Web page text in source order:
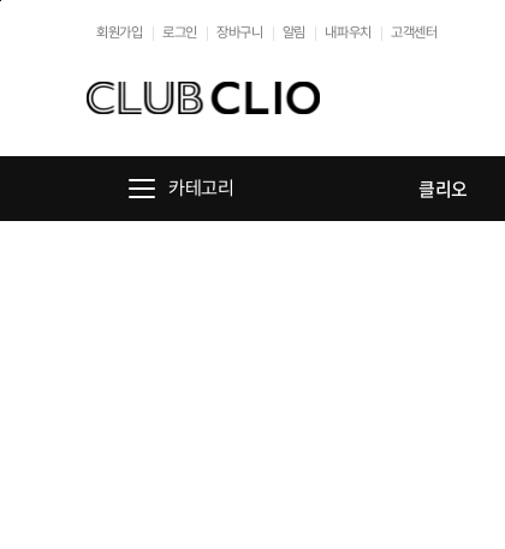
회원가입 로그인 장바구니 알림 내파우치 고객센터
카테고리 클리오